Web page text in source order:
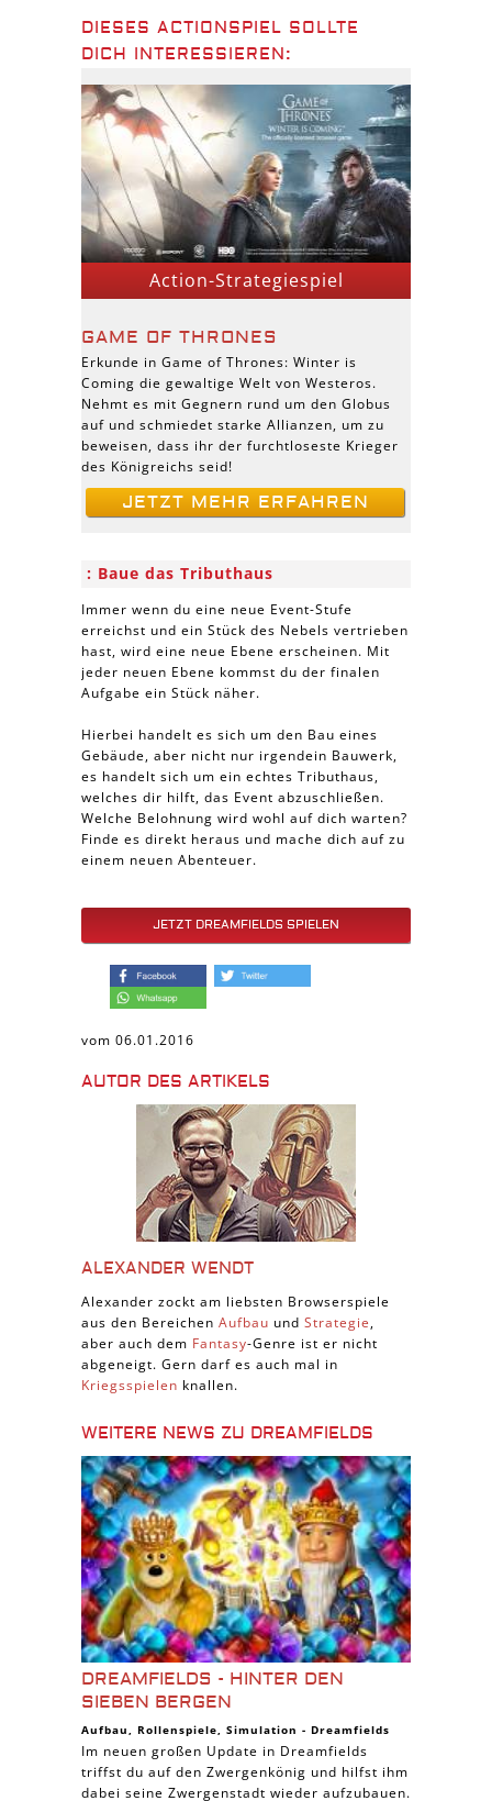
DIESES ACTIONSPIEL SOLLTE
DICH INTERESSIEREN:
Action-Strategiespiel
GAME OF THRONES
Erkunde in Game of Thrones: Winter is
Coming die gewaltige Welt von Westeros.
Nehmt es mit Gegnern rund um den Globus
auf und schmiedet starke Allianzen, um zu
beweisen, dass ihr der furchtloseste Krieger
des Königreichs seid!
JETZT MEHR ERFAHREN
Baue das Tributhaus
Immer wenn du eine neue Event-Stufe
erreichst und ein Stück des Nebels vertrieben
hast, wird eine neue Ebene erscheinen. Mit
jeder neuen Ebene kommst du der finalen
Aufgabe ein Stück näher.
Hierbei handelt es sich um den Bau eines
Gebäude, aber nicht nur irgendein Bauwerk,
es handelt sich um ein echtes Tributhaus,
welches dir hilft, das Event abzuschließen.
Welche Belohnung wird wohl auf dich warten?
Finde es direkt heraus und mache dich auf zu
einem neuen Abenteuer.
JETZT DREAMFIELDS SPIELEN
vom 06.01.2016
AUTOR DES ARTIKELS
ALEXANDER WENDT
Alexander zockt am liebsten Browserspiele
aus den Bereichen Aufbau und Strategie,
aber auch dem Fantasy-Genre ist er nicht
abgeneigt. Gern darf es auch mal in
Kriegsspielen knallen.
WEITERE NEWS ZU DREAMFIELDS
DREAMFIELDS - HINTER DEN
SIEBEN BERGEN
Aufbau, Rollenspiele, Simulation - Dreamfields
Im neuen großen Update in Dreamfields
triffst du auf den Zwergenkönig und hilfst ihm
dabei seine Zwergenstadt wieder aufzubauen.